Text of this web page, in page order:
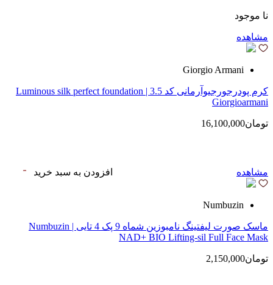
نا موجود
مشاهده
Giorgio Armani
کرم پودرجورجیوآرمانی کد 3.5 | Luminous silk perfect foundation
Giorgioarmani
تومان16,100,000
مشاهده افزودن به سبد خرید
Numbuzin
ماسک صورت لیفتینگ نامبوزین شماه 9 پک 4 تایی | Numbuzin
NAD+ BIO Lifting-sil Full Face Mask
تومان2,150,000